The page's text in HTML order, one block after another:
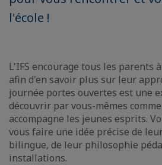
l'école !
L'IFS encourage tous les parents
afin d'en savoir plus sur leur
journée portes ouvertes est une
découvrir par vous-mêmes
accompagne les jeunes esprits.
vous faire une idée précise de
bilingue, de leur philosophie
installations.